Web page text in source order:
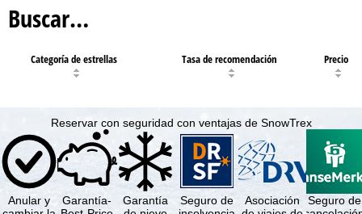
Buscar…
Categoría de estrellas Tasa de recomendación Precio
Reservar con seguridad con ventajas de SnowTrex
Anular y
Garantía-
Garantía
Seguro de
Asociación
Seguro de